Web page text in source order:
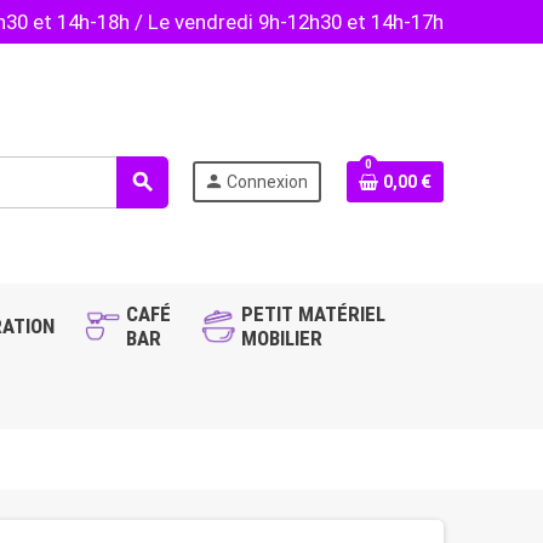
et 14h-18h / Le vendredi 9h-12h30 et 14h-17h
search person Connexion
0
0,00 €
CAFÉ
BAR
PETIT MATÉRIEL
MOBILIER